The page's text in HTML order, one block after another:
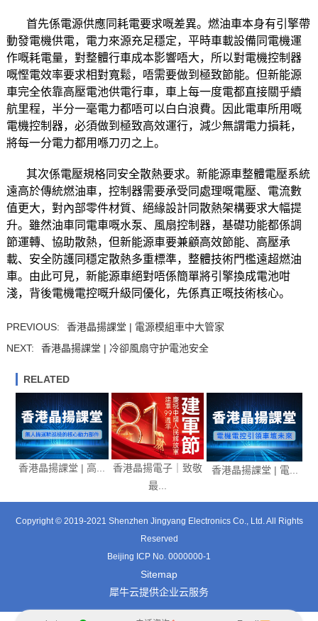
首先係電源供應同耗電要求嘅差異。燃油車本身有引擎帶
動發電機供電，電力來源充足穩定，平時車載設備同電機運
作嘅耗電量，對整體行車成本影響唔大，所以對電機控制器
嘅慳電效率要求相對寬鬆，唔需要做到極致節能。但新能源
車完全依靠高壓電池供電行車，車上每一度電都直接關乎續
航里程，半分一毫電力都唔可以白白浪費。因此電車所用嘅
電機控制器，必須做到極致高效運行，減少無謂電力損耗，
將每一分電力都用喺刀刃之上。
其次係電壓規格同安全散熱要求。新能源車整體電壓系統
遠高於傳統燃油車，控制器需要承受同處理嘅電壓、電流數
值更大，對內部零件材質、絕緣設計同散熱架構要求大幅提
升。雖然油車同電車嘅水泵、風扇控制器，基礎功能都係調
節運轉、協助散熱，但新能源車要兼顧高效節能、高壓承
載、安全防護同穩定散熱多重標準，整體技術門檻遠超燃油
車。由此可見，新能源車絕對唔係簡單將引擎換成電池咁
淺，背後電機電控嘅升級同優化，先係真正嘅技術核心。
PREVIOUS:
香港晶揚課堂 | 電源模組車中大管家
NEXT:
香港晶揚課堂 | 冷卻風扇守护電池安全
RELATED
香港晶揚課堂 | 高...
香港晶揚電子｜致敬
最...
香港晶揚課堂 | 電...
Copyright © 2019-2021 Shenzhen Jingyang Electronics Co., Ltd. All Rights
Reserved
Beijing ICP No. 0000000-1
Sitemap
犀牛云提供企业云服务